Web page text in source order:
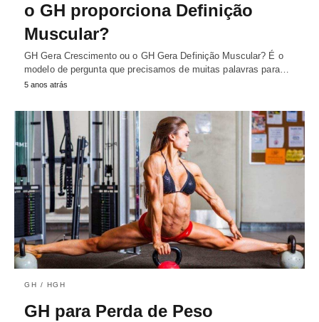
o GH proporciona Definição
Muscular?
GH Gera Crescimento ou o GH Gera Definição Muscular? É o
modelo de pergunta que precisamos de muitas palavras para…
5 anos atrás
GH / HGH
GH para Perda de Peso